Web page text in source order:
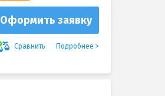
Оформить заявку
Сравнить Подробнее